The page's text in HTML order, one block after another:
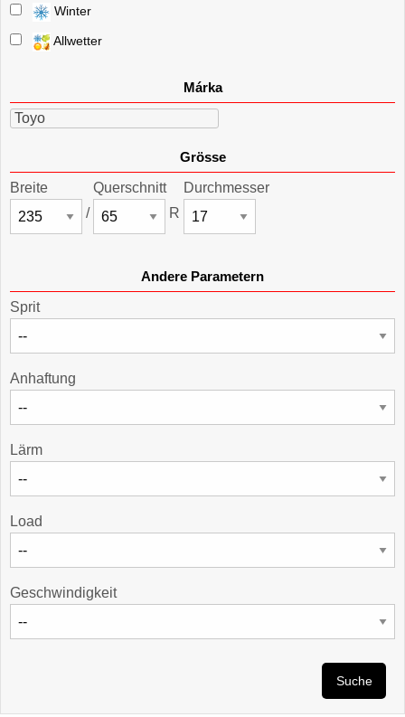
Winter
Allwetter
Márka
Toyo
Grösse
Breite
/
Querschnitt
R
Durchmesser
Andere Parametern
Sprit
Anhaftung
Lärm
Load
Geschwindigkeit
Suche